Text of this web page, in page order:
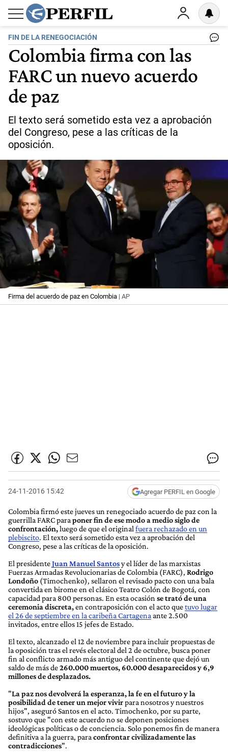
FIN DE LA RENEGOCIACIÓN
Colombia firma con las
FARC un nuevo acuerdo
de paz
El texto será sometido esta vez a aprobación
del Congreso, pese a las críticas de la
oposición.
Firma del acuerdo de paz en Colombia | AP
24-11-2016 15:42 Agregar PERFIL en Google
Colombia firmó este jueves un renegociado acuerdo de paz con la
guerrilla FARC para poner fin de ese modo a medio siglo de
confrontación,luego de que el original fuera rechazado en un
plebiscito. El texto será sometido esta vez a aprobación del
Congreso, pese a las críticas de la oposición.
El presidenteJuan Manuel Santosy el líder de las marxistas
Fuerzas Armadas Revolucionarias de Colombia (FARC), Rodrigo
Londoño (Timochenko), sellaron el revisado pacto con una bala
convertida en birome en el clásico Teatro Colón de Bogotá, con
capacidad para 800 personas. En esta ocasión se trató de una
ceremonia discreta,en contraposición con el acto quetuvo lugar
el 26 de septiembre en la caribeña Cartagena ante 2.500
invitados, entre ellos 15 jefes de Estado.
El texto, alcanzado el 12 de noviembre para incluir propuestas de
la oposición tras el revés electoral del 2 de octubre, busca poner
fin al conflicto armado más antiguo del continente que dejó un
saldo de más de260.000 muertos, 60.000 desaparecidos y 6,9
millones de desplazados.
"La paz nos devolverá la esperanza, la fe en el futuro y la
posibilidad de tener un mejor vivirpara nosotros y nuestros
hijos", aseguró Santos en el acto. Timochenko, por su parte,
sostuvo que "con este acuerdo no se deponen posiciones
ideológicas políticas o de conciencia. Solo ponemos fin de manera
definitiva a la guerra, para confrontar civilizadamente las
contradicciones".